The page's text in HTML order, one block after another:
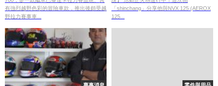
有強烈越野色彩的冒險車款，推出後頗受越
野拉力賽事車...
「shinchang」分享他與NVX 125 (AEROX
125...